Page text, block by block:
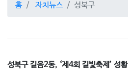
홈 자치뉴스 성북구
성북구 길음2동, ‘제4회 길빛축제’ 성황